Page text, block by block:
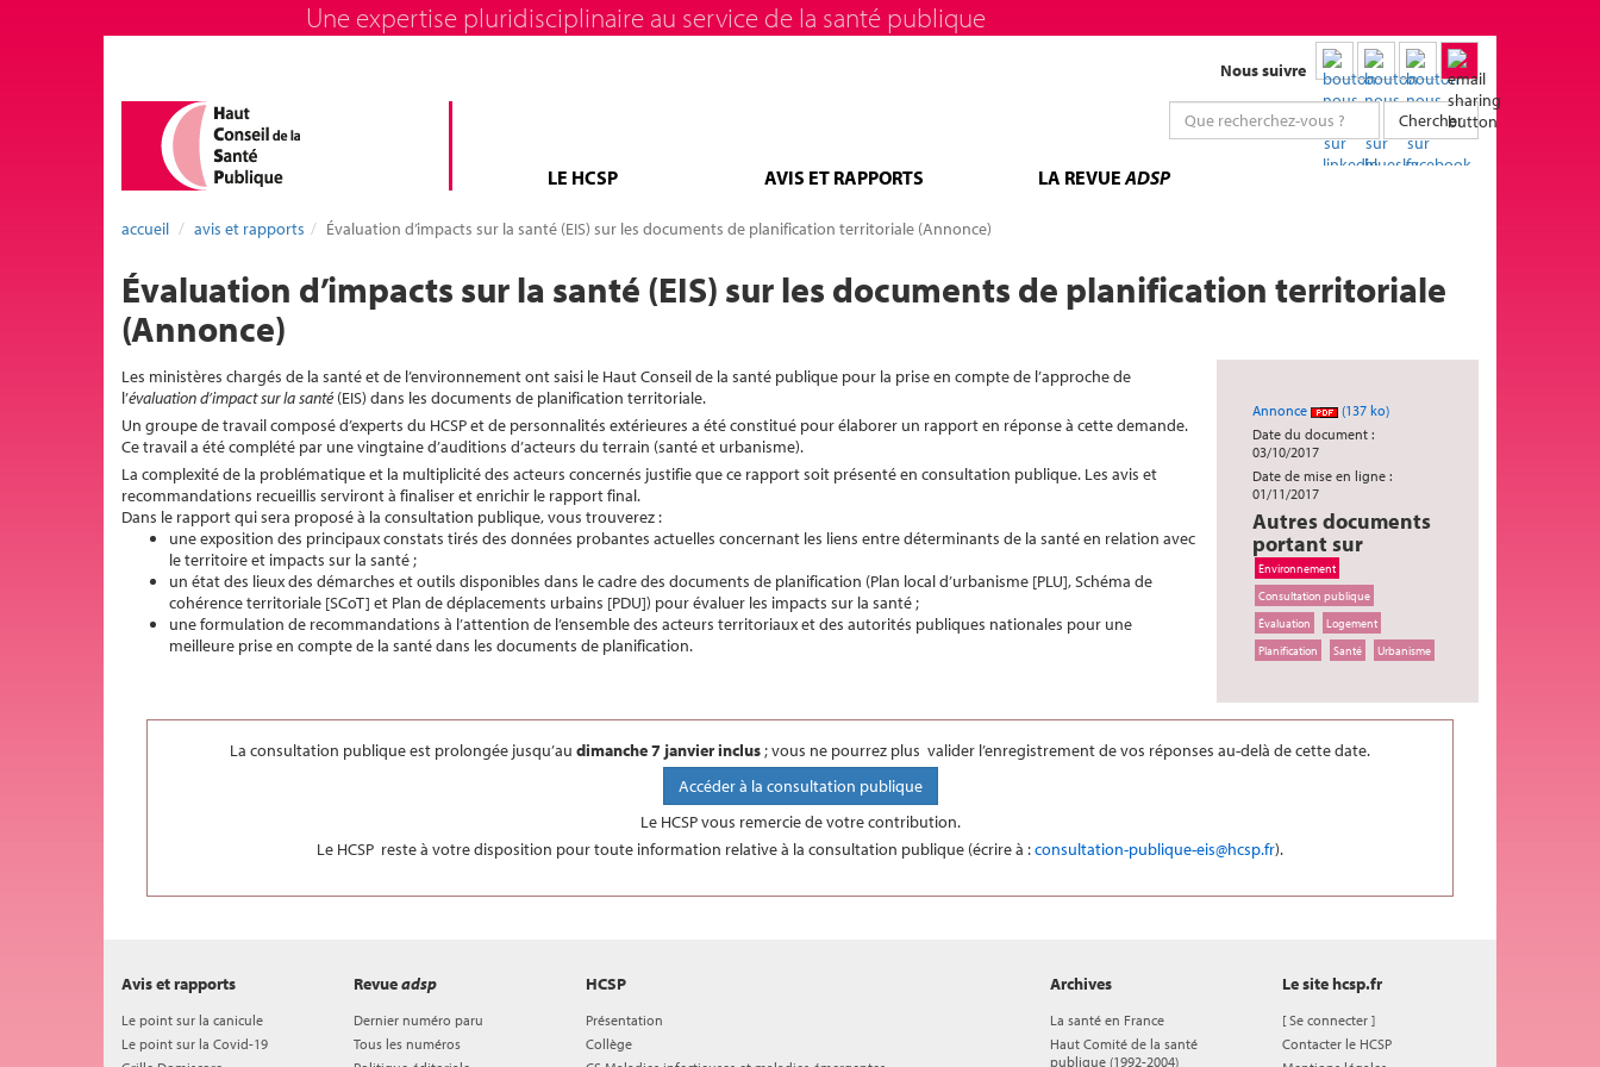
Une expertise pluridisciplinaire au service de la santé publique
Nous suivre
Chercher
LE HCSP AVIS ET RAPPORTS LA REVUEADSP
accueil avis et rapports Évaluation d’impacts sur la santé (EIS) sur les documents de planification territoriale (Annonce)
Évaluation d’impacts sur la santé (EIS) sur les documents de planification territoriale
(Annonce)
Annonce
(137 ko)
Date du document :
03/10/2017
Date de mise en ligne :
01/11/2017
Autres documents
portant sur
Environnement
Consultation publique
Évaluation
Logement
Planification
Santé Urbanisme
Les ministères chargés de la santé et de l’environnement ont saisi le Haut Conseil de la santé publique pour la prise en compte de l’approche de
l’évaluation d’impact sur la santé (EIS) dans les documents de planification territoriale.
Un groupe de travail composé d’experts du HCSP et de personnalités extérieures a été constitué pour élaborer un rapport en réponse à cette demande.
Ce travail a été complété par une vingtaine d’auditions d’acteurs du terrain (santé et urbanisme).
La complexité de la problématique et la multiplicité des acteurs concernés justifie que ce rapport soit présenté en consultation publique. Les avis et
recommandations recueillis serviront à finaliser et enrichir le rapport final.
Dans le rapport qui sera proposé à la consultation publique, vous trouverez :
une exposition des principaux constats tirés des données probantes actuelles concernant les liens entre déterminants de la santé en relation avec
le territoire et impacts sur la santé ;
un état des lieux des démarches et outils disponibles dans le cadre des documents de planification (Plan local d’urbanisme [PLU], Schéma de
cohérence territoriale [SCoT] et Plan de déplacements urbains [PDU]) pour évaluer les impacts sur la santé ;
une formulation de recommandations à l’attention de l’ensemble des acteurs territoriaux et des autorités publiques nationales pour une
meilleure prise en compte de la santé dans les documents de planification.
La consultation publique est prolongée jusqu’au dimanche 7 janvier inclus; vous ne pourrez plus valider l’enregistrement de vos réponses au-delà de cette date.
Accéder à la consultation publique
Le HCSP vous remercie de votre contribution.
Le HCSP reste à votre disposition pour toute information relative à la consultation publique (écrire à :consultation-publique-eis@hcsp.fr).
HCSP
Présentation
Collège
Avis et rapports
Le point sur la canicule
Le point sur la Covid-19
Revueadsp
Dernier numéro paru
Tous les numéros
Archives
La santé en France
Haut Comité de la santé
publique (1992-2004)
Le site hcsp.fr
[Se connecter ]
Contacter le HCSP